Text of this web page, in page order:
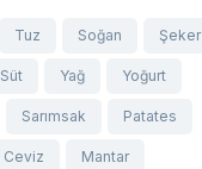
Tuz Soğan Şeker
Süt Yağ Yoğurt
Sarımsak Patates
Ceviz Mantar